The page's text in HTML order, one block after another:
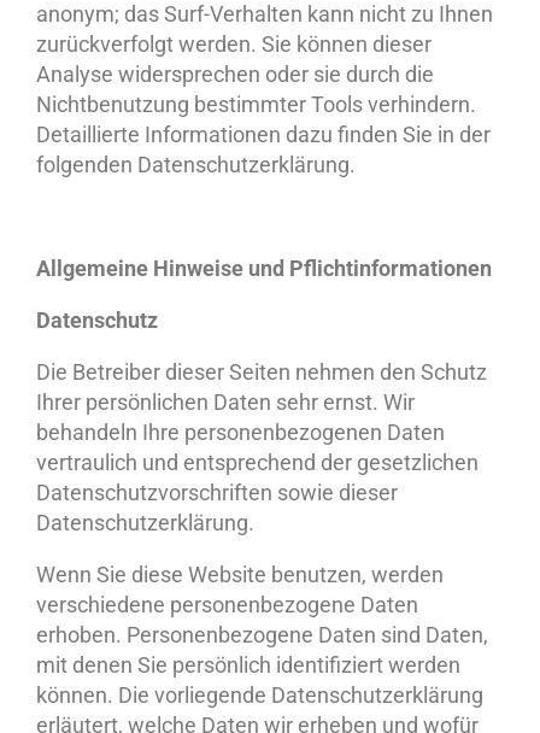
anonym; das Surf-Verhalten kann nicht zu Ihnen
zurückverfolgt werden. Sie können dieser
Analyse widersprechen oder sie durch die
Nichtbenutzung bestimmter Tools verhindern.
Detaillierte Informationen dazu finden Sie in der
folgenden Datenschutzerklärung.
Allgemeine Hinweise und Pflichtinformationen
Datenschutz
Die Betreiber dieser Seiten nehmen den Schutz
Ihrer persönlichen Daten sehr ernst. Wir
behandeln Ihre personenbezogenen Daten
vertraulich und entsprechend der gesetzlichen
Datenschutzvorschriften sowie dieser
Datenschutzerklärung.
Wenn Sie diese Website benutzen, werden
verschiedene personenbezogene Daten
erhoben. Personenbezogene Daten sind Daten,
mit denen Sie persönlich identifiziert werden
können. Die vorliegende Datenschutzerklärung
erläutert, welche Daten wir erheben und wofür